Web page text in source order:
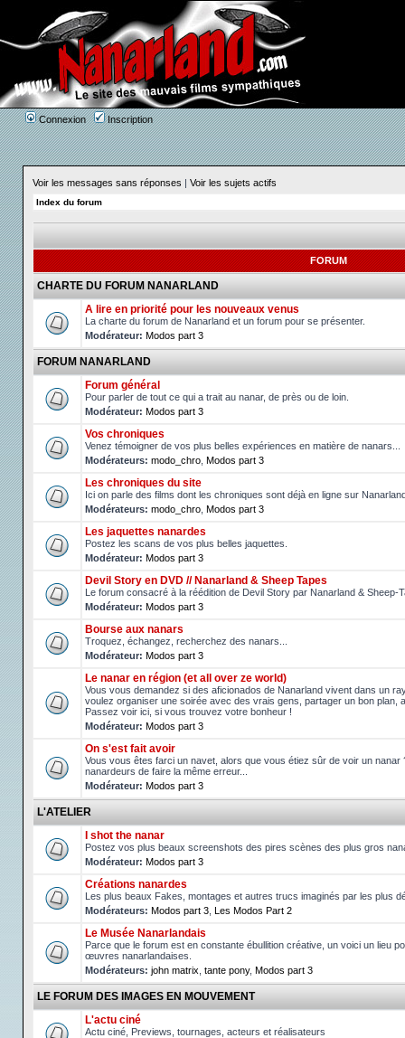
Connexion Inscription
Voir les messages sans réponses | Voir les sujets actifs
Index du forum
FORUM
CHARTE DU FORUM NANARLAND
A lire en priorité pour les nouveaux venus
La charte du forum de Nanarland et un forum pour se présenter.
Modérateur: Modos part 3
FORUM NANARLAND
Forum général
Pour parler de tout ce qui a trait au nanar, de près ou de loin.
Modérateur: Modos part 3
Vos chroniques
Venez témoigner de vos plus belles expériences en matière de nanars...
Modérateurs: modo_chro Modos part 3
Les chroniques du site
Ici on parle des films dont les chroniques sont déjà en ligne sur
Modérateurs: modo_chro Modos part 3
Les jaquettes nanardes
Postez les scans de vos plus belles jaquettes.
Modérateur: Modos part 3
Devil Story en DVD // Nanarland & Sheep Tapes
Le forum consacré à la réédition de Devil Story par Nanarland & Sheep-
Modérateur: Modos part 3
Bourse aux nanars
Troquez, échangez, recherchez des nanars...
Modérateur: Modos part 3
Le nanar en région (et all over ze world)
Vous vous demandez si des aficionados de Nanarland vivent dans un
voulez organiser une soirée avec des vrais gens, partager un bon plan,
Passez voir ici, si vous trouvez votre bonheur !
Modérateur: Modos part 3
On s'est fait avoir
Vous vous êtes farci un navet, alors que vous étiez sûr de voir un
nanardeurs de faire la même erreur...
Modérateur: Modos part 3
L'ATELIER
I shot the nanar
Postez vos plus beaux screenshots des pires scènes des plus gros
Modérateur: Modos part 3
Créations nanardes
Les plus beaux Fakes, montages et autres trucs imaginés par les plus
Modérateurs: Modos part 3 Les Modos Part 2
Le Musée Nanarlandais
Parce que le forum est en constante ébullition créative, un voici un lieu
œuvres nanarlandaises.
Modérateurs: john matrix tante pony, Modos part 3
LE FORUM DES IMAGES EN MOUVEMENT
L'actu ciné
Actu ciné, Previews, tournages, acteurs et réalisateurs